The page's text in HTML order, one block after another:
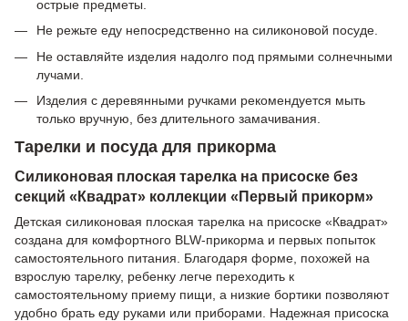
острые предметы.
Не режьте еду непосредственно на силиконовой посуде.
Не оставляйте изделия надолго под прямыми солнечными
лучами.
Изделия с деревянными ручками рекомендуется мыть
только вручную, без длительного замачивания.
Тарелки и посуда для прикорма
Силиконовая плоская тарелка на присоске без
секций «Квадрат» коллекции «Первый прикорм»
Детская силиконовая плоская тарелка на присоске «Квадрат»
создана для комфортного BLW-прикорма и первых попыток
самостоятельного питания. Благодаря форме, похожей на
взрослую тарелку, ребенку легче переходить к
самостоятельному приему пищи, а низкие бортики позволяют
удобно брать еду руками или приборами. Надежная присоска